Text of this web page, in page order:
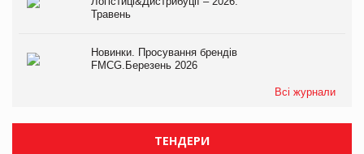
Травень
Новинки. Просування брендів
FMCG.Березень 2026
Всі журнали
ТЕНДЕРИ